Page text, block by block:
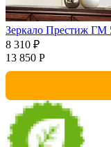
Зеркало Престиж ГМ
8 310 ₽
13 850 Р